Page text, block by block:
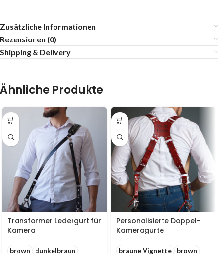
Zusätzliche Informationen
Rezensionen (0)
Shipping & Delivery
Ähnliche Produkte
Transformer Ledergurt für
Kamera
brown
dunkelbraun
Personalisierte Doppel-
Kameragurte
braune Vignette
brown